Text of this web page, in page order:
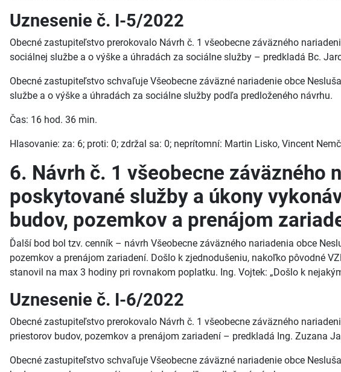
Uznesenie č. I-5/2022
Obecné zastupiteľstvo prerokovalo Návrh č. 1 všeobecne záväzného
sociálnej službe a o výške a úhradách za sociálne služby – predkladá Bc.
Obecné zastupiteľstvo schvaľuje Všeobecne záväzné nariadenie obce
službe a o výške a úhradách za sociálne služby podľa predloženého návrhu.
Čas: 16 hod. 36 min.
Hlasovanie: za: 6; proti: 0; zdržal sa: 0; neprítomní: Martin Lisko, Vincent
6. Návrh č. 1 všeobecne záväzného
poskytované služby a úkony
budov, pozemkov a prenájom
Ďalší bod bol tzv. cenník – návrh Všeobecne záväzného nariadenia obce
pozemkov a prenájom zariadení. Došlo k zjednodušeniu, nakoľko pôvodné
stanovil na max 3 hodiny pri rovnakom poplatku. Ing. Vojtek: „Došlo k
Uznesenie č. I-6/2022
Obecné zastupiteľstvo prerokovalo Návrh č. 1 všeobecne záväzného
priestorov budov, pozemkov a prenájom zariadení – predkladá Ing. Zuzana
Obecné zastupiteľstvo schvaľuje Všeobecne záväzné nariadenie obce